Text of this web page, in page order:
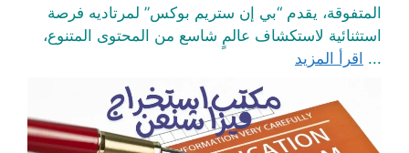
المتفوقة، يقدم “بي إن ستريم بوكس” لمرتاديه فرصة
استثنائية لاستكشاف عالمٍ شاسع من المحتوى المتنوع،
... اقرأ المزيد